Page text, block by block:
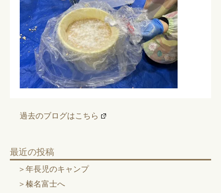
過去のブログはこちら
最近の投稿
年長児のキャンプ
榛名富士へ